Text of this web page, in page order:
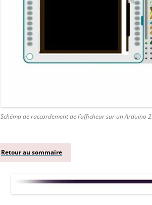
Schéma de raccordement de l’afficheur sur un Arduino
Retour au sommaire